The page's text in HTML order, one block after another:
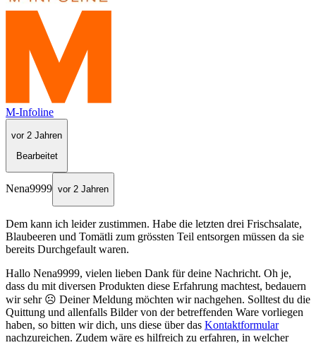
M-Infoline
vor 2 Jahren
Bearbeitet
Nena9999 vor 2 Jahren
Dem kann ich leider zustimmen. Habe die letzten drei Frischsalate,
Blaubeeren und Tomätli zum grössten Teil entsorgen müssen da sie
bereits Durchgefault waren.
Hallo Nena9999, vielen lieben Dank für deine Nachricht. Oh je,
dass du mit diversen Produkten diese Erfahrung machtest, bedauern
wir sehr ☹ Deiner Meldung möchten wir nachgehen. Solltest du die
Quittung und allenfalls Bilder von der betreffenden Ware vorliegen
haben, so bitten wir dich, uns diese über das Kontaktformular
nachzureichen. Zudem wäre es hilfreich zu erfahren, in welcher